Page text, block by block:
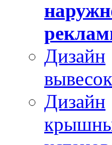
Дизайн
вывесок
Дизайн